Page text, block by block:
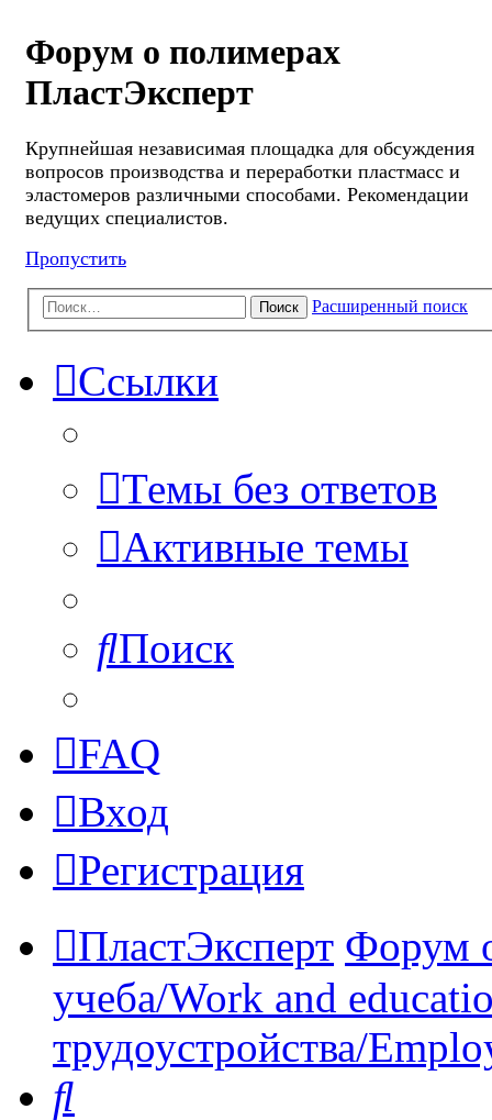
Форум о полимерах
ПластЭксперт
Крупнейшая независимая площадка для обсуждения
вопросов производства и переработки пластмасс и
эластомеров различными способами. Рекомендации
ведущих специалистов.
Пропустить
Поиск Расширенный поиск
Ссылки
Темы без ответов
Активные темы
Поиск
FAQ
Вход
Регистрация
ПластЭксперт Форум
учеба/Work and
трудоустройства/